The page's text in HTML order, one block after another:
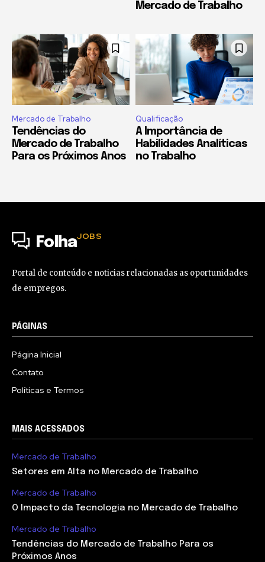
Mercado de Trabalho
Mercado de Trabalho
Tendências do
Mercado de Trabalho
Para os Próximos Anos
Qualificação
A Importância de
Habilidades Analíticas
no Trabalho
FolhaJOBS
Portal de conteúdo e noticias relacionadas as oportunidades
de empregos.
PÁGINAS
Página Inicial
Contato
Políticas e Termos
MAIS ACESSADOS
Mercado de Trabalho
Setores em Alta no Mercado de Trabalho
Mercado de Trabalho
O Impacto da Tecnologia no Mercado de Trabalho
Mercado de Trabalho
Tendências do Mercado de Trabalho Para os
Próximos Anos